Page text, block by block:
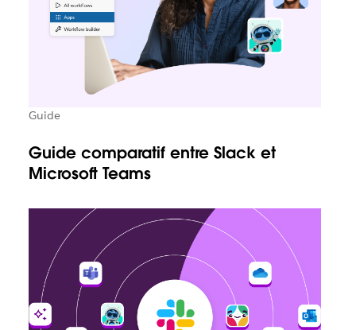
Guide
Guide comparatif entre Slack et
Microsoft Teams